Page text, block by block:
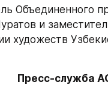
Объединенного
и
художеств
Пресс-служба